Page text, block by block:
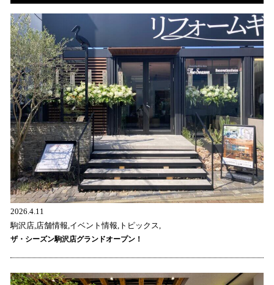
2026.4.11
駒沢店,店舗情報,イベント情報,トピックス,
ザ・シーズン駒沢店グランドオープン！